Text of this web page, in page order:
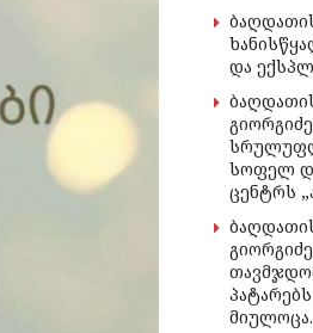
და
სოფელ
ცენტრს
მიულოცა.